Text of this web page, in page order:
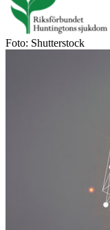
Foto: Shutterstock